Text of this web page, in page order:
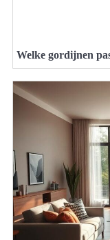
Welke gordijnen